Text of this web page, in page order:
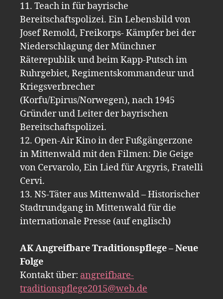
11. Teach in für bayrische
Bereitschaftspolizei. Ein Lebensbild von
Josef Remold, Freikorps- Kämpfer bei der
Niederschlagung der Münchner
Räterepublik und beim Kapp-Putsch im
Ruhrgebiet, Regimentskommandeur und
Kriegsverbrecher
(Korfu/Epirus/Norwegen), nach 1945
Gründer und Leiter der bayrischen
Bereitschaftspolizei.
12. Open-Air Kino in der Fußgängerzone
in Mittenwald mit den Filmen: Die Geige
von Cervarolo, Ein Lied für Argyris, Fratelli
Cervi.
13. NS-Täter aus Mittenwald – Historischer
Stadtrundgang in Mittenwald für die
internationale Presse (auf englisch)
AK Angreifbare Traditionspflege – Neue
Folge
Kontakt über: angreifbare-
traditionspflege2015@web.de